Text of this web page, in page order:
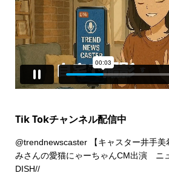
Tik Tokチャンネル配信中
@trendnewscaster【キャスター井手美
みさんの愛猫にゃーちゃんCM出演 ニ
DISH//